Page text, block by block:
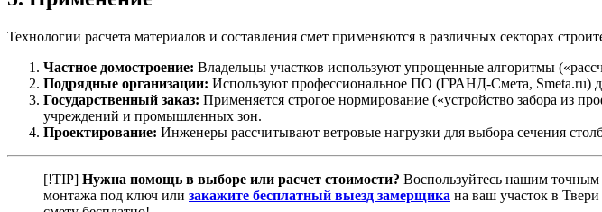
Технологии расчета материалов и составления смет применяются в различных секторах
Частное домостроение: Владельцы участков используют упрощенные алгоритмы
Подрядные организации: Используют профессиональное ПО (ГРАНД-Смета, Smeta.ru)
Государственный заказ: Применяется строгое нормирование («устройство забора из
учреждений и промышленных зон.
Проектирование: Инженеры рассчитывают ветровые нагрузки для выбора сечения
[!TIP] Нужна помощь в выборе или расчет стоимости? Воспользуйтесь нашим точным
монтажа под ключ или закажите бесплатный выезд замерщика на ваш участок в